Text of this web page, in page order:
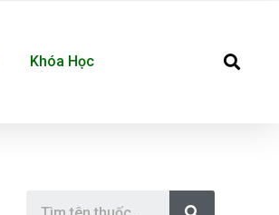
Khóa Học
S